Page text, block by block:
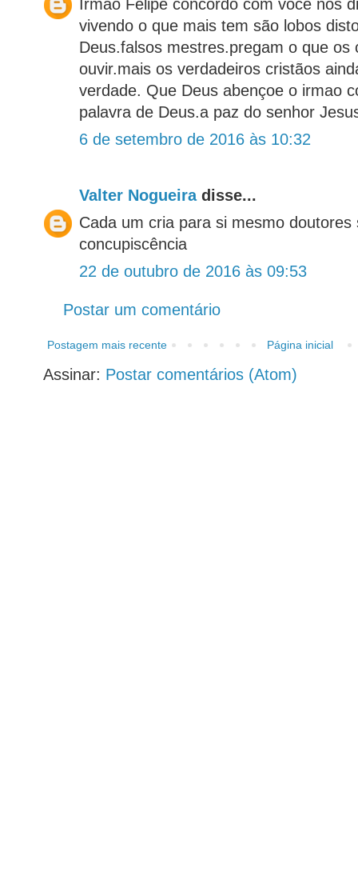
Irmao Felipe concordo com você nos
vivendo o que mais tem são lobos
Deus.falsos mestres.pregam o que os
ouvir.mais os verdadeiros cristãos
verdade. Que Deus abençoe o irmao
palavra de Deus.a paz do senhor
6 de setembro de 2016 às 10:32
Valter Nogueiradisse...
Cada um cria para si mesmo
concupiscência
22 de outubro de 2016 às 09:53
Postar um comentário
Postagem mais recente Página inicial
Assinar: Postar comentários (Atom)